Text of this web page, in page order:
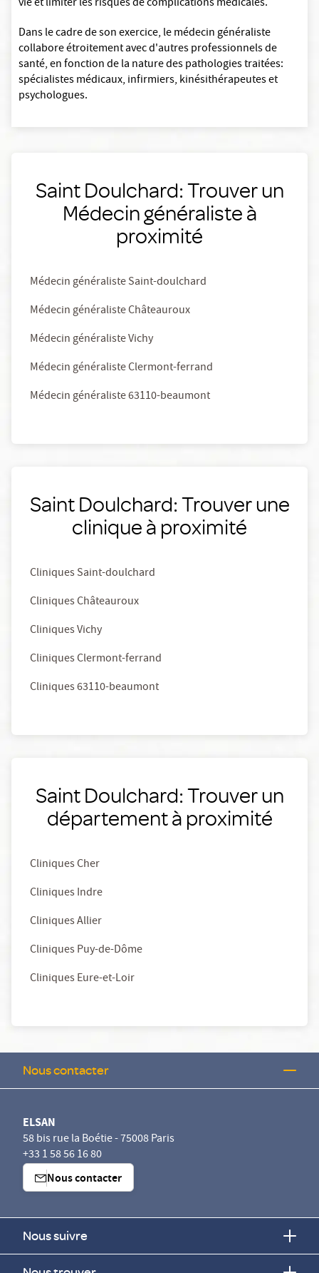
vie et limiter les risques de complications médicales.
Dans le cadre de son exercice, le médecin généraliste
collabore étroitement avec d'autres professionnels de
santé, en fonction de la nature des pathologies traitées:
spécialistes médicaux, infirmiers, kinésithérapeutes et
psychologues.
Saint Doulchard: Trouver un
Médecin généraliste à
proximité
Médecin généraliste Saint-doulchard
Médecin généraliste Châteauroux
Médecin généraliste Vichy
Médecin généraliste Clermont-ferrand
Médecin généraliste 63110-beaumont
Saint Doulchard: Trouver une
clinique à proximité
Cliniques Saint-doulchard
Cliniques Châteauroux
Cliniques Vichy
Cliniques Clermont-ferrand
Cliniques 63110-beaumont
Saint Doulchard: Trouver un
département à proximité
Cliniques Cher
Cliniques Indre
Cliniques Allier
Cliniques Puy-de-Dôme
Cliniques Eure-et-Loir
Nous contacter
ELSAN
58 bis rue la Boétie - 75008 Paris
+33 1 58 56 16 80
Nous contacter
Nous suivre